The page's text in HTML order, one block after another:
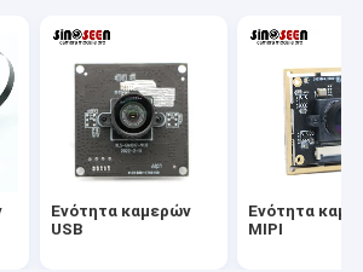
καμερών φακών
αναγνώρισης προσώπου
webcam
Ενότητα καμερών
USB
Ενότητα
MIPI